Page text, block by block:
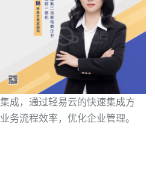
成，通过轻易云的快速集成方
务流程效率，优化企业管理。